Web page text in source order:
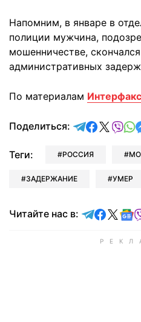
Напомним, в январе в
полиции мужчина,
мошенничестве,
административных
По материалам Интерфакс
Поделиться: отправить
Теги: РОССИЯ
ЗАДЕРЖАНИЕ УМЕР
Читайте нас в: Читайте